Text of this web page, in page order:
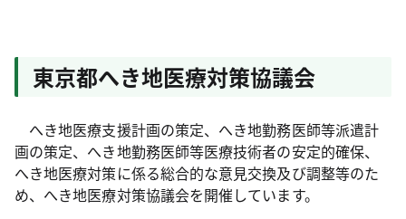
東京都へき地医療対策協議会
へき地医療支援計画の策定、へき地勤務医師等派遣計
画の策定、へき地勤務医師等医療技術者の安定的確保、
へき地医療対策に係る総合的な意見交換及び調整等のた
め、へき地医療対策協議会を開催しています。